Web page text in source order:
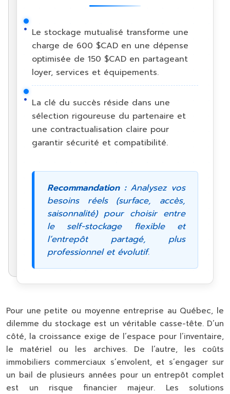
Le stockage mutualisé transforme une
charge de 600 $CAD en une dépense
optimisée de 150 $CAD en partageant
loyer, services et équipements.
La clé du succès réside dans une
sélection rigoureuse du partenaire et
une contractualisation claire pour
garantir sécurité et compatibilité.
Recommandation :Analysez vos
besoins réels (surface, accès,
saisonnalité) pour choisir entre
le self-stockage flexible et
l’entrepôt partagé, plus
professionnel et évolutif.
Pour une petite ou moyenne entreprise au Québec, le
dilemme du stockage est un véritable casse-tête. D’un
côté, la croissance exige de l’espace pour l’inventaire,
le matériel ou les archives. De l’autre, les coûts
immobiliers commerciaux s’envolent, et s’engager sur
un bail de plusieurs années pour un entrepôt complet
est un risque financier majeur. Les solutions